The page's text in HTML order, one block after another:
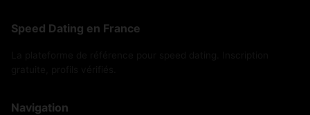
Speed Dating en France
Navigation